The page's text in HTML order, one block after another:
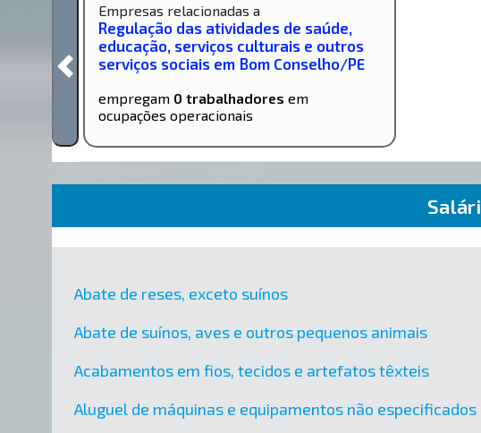
Empresas relacionadas a
Regulação das atividades de saúde,
educação, serviços culturais e outros
serviços sociais em Bom Conselho/PE
empregam 0 trabalhadores em
ocupações operacionais
Abate de reses, exceto suínos
Abate de suínos, aves e outros pequenos animais
Acabamentos em fios, tecidos e artefatos têxteis
Aluguel de máquinas e equipamentos não